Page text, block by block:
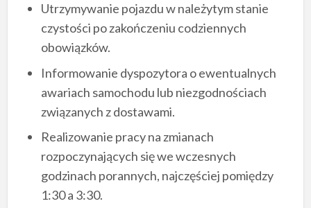
Utrzymywanie pojazdu w należytym stanie
czystości po zakończeniu codziennych
obowiązków.
Informowanie dyspozytora o ewentualnych
awariach samochodu lub niezgodnościach
związanych z dostawami.
Realizowanie pracy na zmianach
rozpoczynających się we wczesnych
godzinach porannych, najczęściej pomiędzy
1:30 a 3:30.